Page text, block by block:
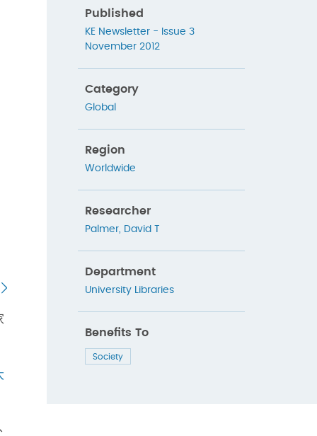
Published
KE Newsletter - Issue 3
November 2012
Category
Global
Region
Worldwide
Researcher
Palmer, David T
Department
University Libraries
Benefits To
Society